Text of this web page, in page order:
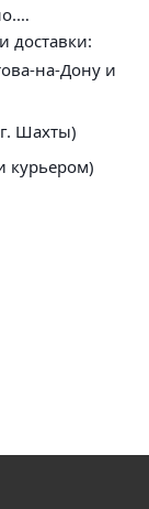
доставки:
на-Дону и
Шахты)
курьером)